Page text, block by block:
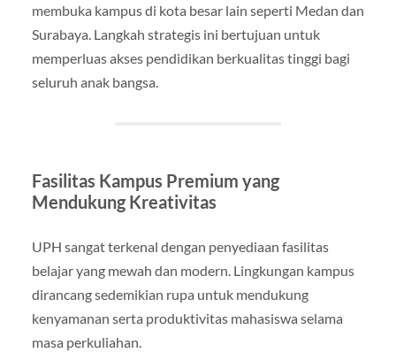
membuka kampus di kota besar lain seperti Medan dan
Surabaya. Langkah strategis ini bertujuan untuk
memperluas akses pendidikan berkualitas tinggi bagi
seluruh anak bangsa.
Fasilitas Kampus Premium yang
Mendukung Kreativitas
UPH sangat terkenal dengan penyediaan fasilitas
belajar yang mewah dan modern. Lingkungan kampus
dirancang sedemikian rupa untuk mendukung
kenyamanan serta produktivitas mahasiswa selama
masa perkuliahan.